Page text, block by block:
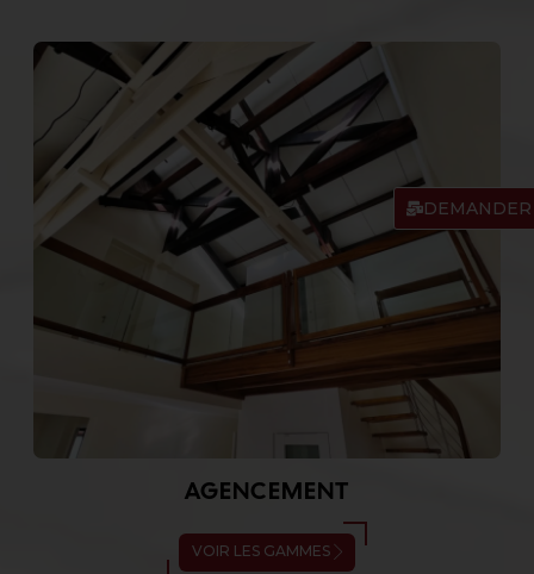
AGENCEMENT
VOIR LES GAMMES